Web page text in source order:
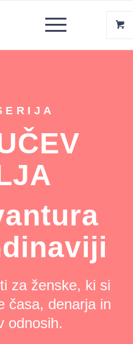
za ženske, ki si
časa, denarja in
odnosih.